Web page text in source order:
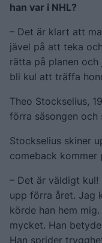
han var i NHL?
– Det är klart att
jävel på att teka
rätta på planen
bli kul att träffa
Theo Stockselius,
förra säsongen och
Stockselius skiner
comeback kommer
– Det är väldigt kul!
upp förra året. Jag
körde han hem
mycket. Han
Han sprider